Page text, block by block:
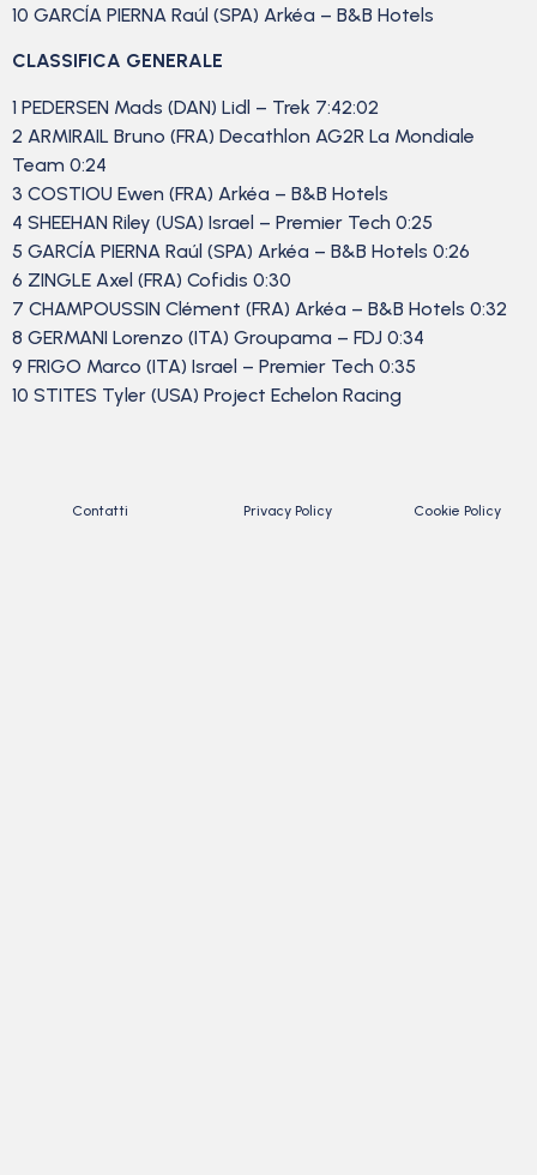
10 GARCÍA PIERNA Raúl (SPA) Arkéa – B&B Hotels
CLASSIFICA GENERALE
1 PEDERSEN Mads (DAN) Lidl – Trek 7:42:02
2 ARMIRAIL Bruno (FRA) Decathlon AG2R La Mondiale
Team 0:24
3 COSTIOU Ewen (FRA) Arkéa – B&B Hotels
4 SHEEHAN Riley (USA) Israel – Premier Tech 0:25
5 GARCÍA PIERNA Raúl (SPA) Arkéa – B&B Hotels 0:26
6 ZINGLE Axel (FRA) Cofidis 0:30
7 CHAMPOUSSIN Clément (FRA) Arkéa – B&B Hotels 0:32
8 GERMANI Lorenzo (ITA) Groupama – FDJ 0:34
9 FRIGO Marco (ITA) Israel – Premier Tech 0:35
10 STITES Tyler (USA) Project Echelon Racing
Contatti Privacy Policy Cookie Policy